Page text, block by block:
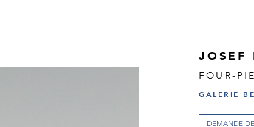
JOSEF
FOUR-
GALERIE
DEMANDE